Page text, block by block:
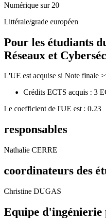
Numérique sur 20
Littérale/grade européen
Pour les étudiants
Réseaux et
L'UE est acquise si Note finale
Crédits ECTS acquis : 3
Le coefficient de l'UE est : 0.23
responsables
Nathalie CERRE
coordinateurs des
Christine DUGAS
Equipe d'ingénierie